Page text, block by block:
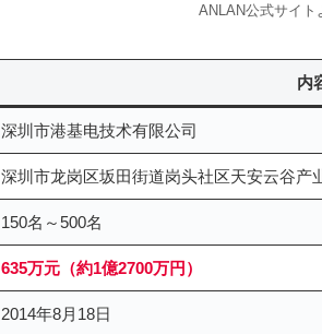
ANLAN公式サイト
内
深圳市港基电技术有限公司
深圳市龙岗区坂田街道岗头社区天安云谷产
150名～500名
635万元（約1億2700万円）
2014年8月18日